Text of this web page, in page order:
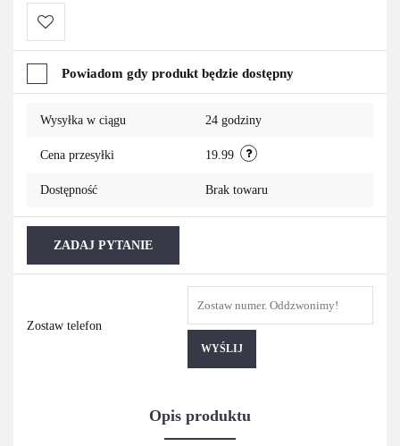
Do
Powiadom gdy produkt będzie dostępny
Wysyłka w ciągu 24 godziny
Cena przesyłki 19.99
Dostępność Brak towaru
ZADAJ PYTANIE
Zostaw telefon
WYŚLIJ
Opis produktu